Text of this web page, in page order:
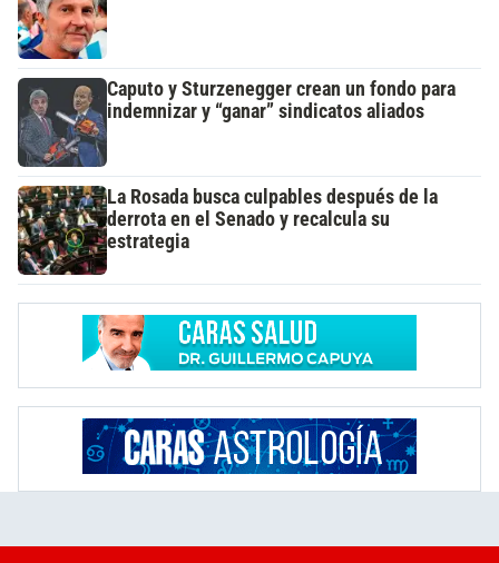
Caputo y Sturzenegger crean un fondo para
indemnizar y “ganar” sindicatos aliados
La Rosada busca culpables después de la
derrota en el Senado y recalcula su
estrategia